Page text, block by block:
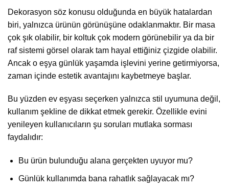
Dekorasyon söz konusu olduğunda en büyük hatalardan
biri, yalnızca ürünün görünüşüne odaklanmaktır. Bir masa
çok şık olabilir, bir koltuk çok modern görünebilir ya da bir
raf sistemi görsel olarak tam hayal ettiğiniz çizgide olabilir.
Ancak o eşya günlük yaşamda işlevini yerine getirmiyorsa,
zaman içinde estetik avantajını kaybetmeye başlar.
Bu yüzden ev eşyası seçerken yalnızca stil uyumuna değil,
kullanım şekline de dikkat etmek gerekir. Özellikle evini
yenileyen kullanıcıların şu soruları mutlaka sorması
faydalıdır:
Bu ürün bulunduğu alana gerçekten uyuyor mu?
Günlük kullanımda bana rahatlık sağlayacak mı?